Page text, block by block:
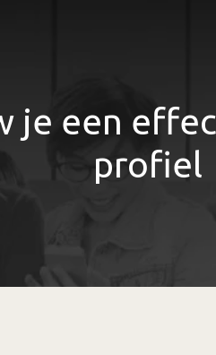
je een
profiel